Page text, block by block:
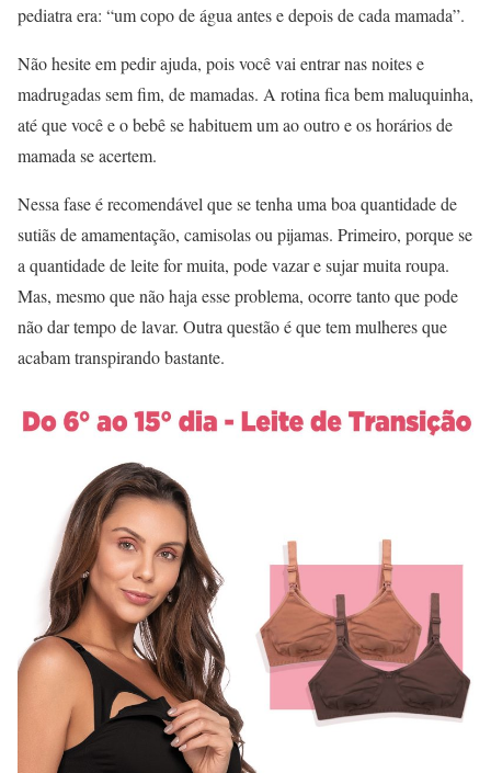
pediatra era: “um copo de água antes e depois de cada mamada”.
Não hesite em pedir ajuda, pois você vai entrar nas noites e
madrugadas sem fim, de mamadas. A rotina fica bem maluquinha,
até que você e o bebê se habituem um ao outro e os horários de
mamada se acertem.
Nessa fase é recomendável que se tenha uma boa quantidade de
sutiãs de amamentação, camisolas ou pijamas. Primeiro, porque se
a quantidade de leite for muita, pode vazar e sujar muita roupa.
Mas, mesmo que não haja esse problema, ocorre tanto que pode
não dar tempo de lavar. Outra questão é que tem mulheres que
acabam transpirando bastante.